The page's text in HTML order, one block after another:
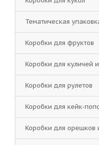
Тематическая
Коробки для фруктов
Коробки для куличей
Коробки для рулетов
Коробки для кейк-
Коробки для орешков